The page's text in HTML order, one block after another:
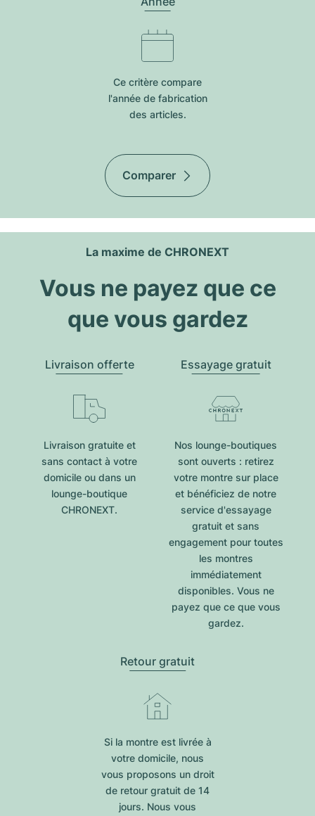
Ce critère compare
l'année de fabrication
des articles.
Comparer
La maxime de CHRONEXT
Vous ne payez que ce
que vous gardez
Livraison offerte
Livraison gratuite et
sans contact à votre
domicile ou dans un
lounge-boutique
CHRONEXT.
Essayage gratuit
Nos lounge-boutiques
sont ouverts : retirez
votre montre sur place
et bénéficiez de notre
service d'essayage
gratuit et sans
engagement pour toutes
les montres
immédiatement
disponibles. Vous ne
payez que ce que vous
gardez.
Retour gratuit
Si la montre est livrée à
votre domicile, nous
vous proposons un droit
de retour gratuit de 14
jours. Nous vous